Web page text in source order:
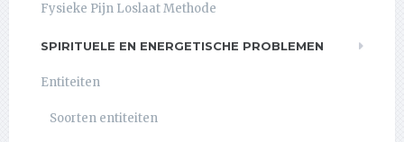
Fysieke Pijn Loslaat Methode
SPIRITUELE EN ENERGETISCHE PROBLEMEN
Entiteiten
Soorten entiteiten